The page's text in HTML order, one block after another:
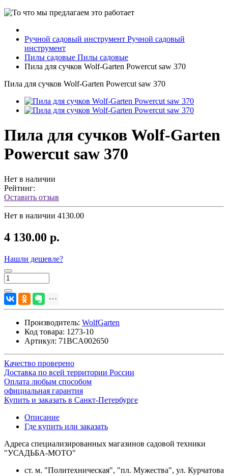
Ручной садовый инструмент Ручной садовый
инструмент
Пилы садовые Пилы садовые
Пила для сучков Wolf-Garten Powercut saw 370
Пила для сучков Wolf-Garten Powercut saw 370
Пила для сучков Wolf-Garten
Powercut saw 370
Нет в наличии
Рейтинг:
Оставить отзыв
Нет в наличии 4130.00
4 130.00 р.
Нашли дешевле?
Производитель: WolfGarten
Код товара: 1273-10
Артикул: 71BCA002650
Качество проверено
Доставка по всей территории России
Оплата любым способом
официальная гарантия
Купить и заказать в Санкт-Петербурге
Описание
Где купить или заказать
Адреса специализированных магазинов садовой техники
"УСАДЬБА-МОТО"
ст. м. "Политехническая", "пл. Мужества", ул. Курчатова